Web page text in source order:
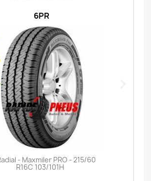
6PR
- Maxmiler PRO - 215/60
R16C 103/101H